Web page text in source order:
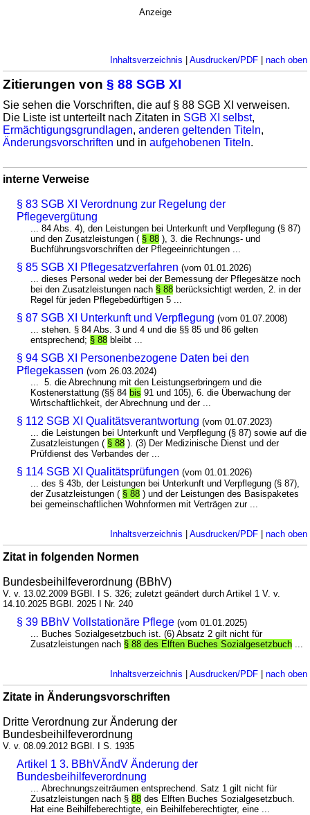
Anzeige
Inhaltsverzeichnis | Ausdrucken/PDF| nach oben
Zitierungen von§ 88 SGB XI
Sie sehen die Vorschriften, die auf § 88 SGB XI verweisen.
Die Liste ist unterteilt nach Zitaten in SGB XI selbst,
Ermächtigungsgrundlagen,anderen geltenden Titeln,
Änderungsvorschriften und inaufgehobenen Titeln.
interne Verweise
§ 83 SGB XI Verordnung zur Regelung der
Pflegevergütung
... 84 Abs. 4), den Leistungen bei Unterkunft und Verpflegung (§ 87)
und den Zusatzleistungen ( § 88 ), 3. die Rechnungs- und
Buchführungsvorschriften der Pflegeeinrichtungen ...
§ 85 SGB XI Pflegesatzverfahren (vom 01.01.2026)
... dieses Personal weder bei der Bemessung der Pflegesätze noch
bei den Zusatzleistungen nach § 88 berücksichtigt werden, 2. in der
Regel für jeden Pflegebedürftigen 5 ...
§ 87 SGB XI Unterkunft und Verpflegung (vom 01.07.2008)
... stehen. § 84 Abs. 3 und 4 und die §§ 85 und 86 gelten
entsprechend; § 88 bleibt ...
§ 94 SGB XI Personenbezogene Daten bei den
Pflegekassen (vom 26.03.2024)
... 5. die Abrechnung mit den Leistungserbringern und die
Kostenerstattung (§§ 84bis 91 und 105), 6. die Überwachung der
Wirtschaftlichkeit, der Abrechnung und der ...
§ 112 SGB XI Qualitätsverantwortung (vom 01.07.2023)
... die Leistungen bei Unterkunft und Verpflegung (§ 87) sowie auf die
Zusatzleistungen ( § 88 ). (3) Der Medizinische Dienst und der
Prüfdienst des Verbandes der ...
§ 114 SGB XI Qualitätsprüfungen (vom 01.01.2026)
... des § 43b, der Leistungen bei Unterkunft und Verpflegung (§ 87),
der Zusatzleistungen ( § 88 ) und der Leistungen des Basispaketes
bei gemeinschaftlichen Wohnformen mit Verträgen zur ...
Inhaltsverzeichnis | Ausdrucken/PDF| nach oben
Zitat in folgenden Normen
Bundesbeihilfeverordnung (BBhV)
V. v. 13.02.2009 BGBl. I S. 326; zuletzt geändert durch Artikel 1 V. v.
14.10.2025 BGBl. 2025 I Nr. 240
§ 39 BBhV Vollstationäre Pflege (vom 01.01.2025)
... Buches Sozialgesetzbuch ist. (6) Absatz 2 gilt nicht für
Zusatzleistungen nach § 88 des Elften Buches Sozialgesetzbuch
Inhaltsverzeichnis | Ausdrucken/PDF| nach oben
Zitate in Änderungsvorschriften
Dritte Verordnung zur Änderung der
Bundesbeihilfeverordnung
V. v. 08.09.2012 BGBl. I S. 1935
Artikel 1 3. BBhVÄndV Änderung der
Bundesbeihilfeverordnung
... Abrechnungszeiträumen entsprechend. Satz 1 gilt nicht für
Zusatzleistungen nach §88 des Elften Buches Sozialgesetzbuch.
Hat eine Beihilfeberechtigte, ein Beihilfeberechtigter, eine ...